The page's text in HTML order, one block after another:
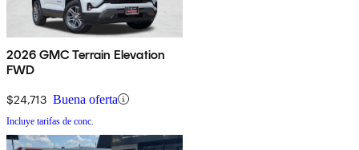
2026 GMC Terrain Elevation
FWD
$24,713 Buena oferta
Incluye tarifas de conc.